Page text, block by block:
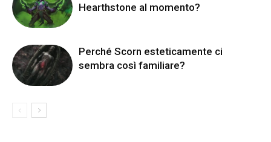
Hearthstone al momento?
Perché Scorn esteticamente ci
sembra così familiare?